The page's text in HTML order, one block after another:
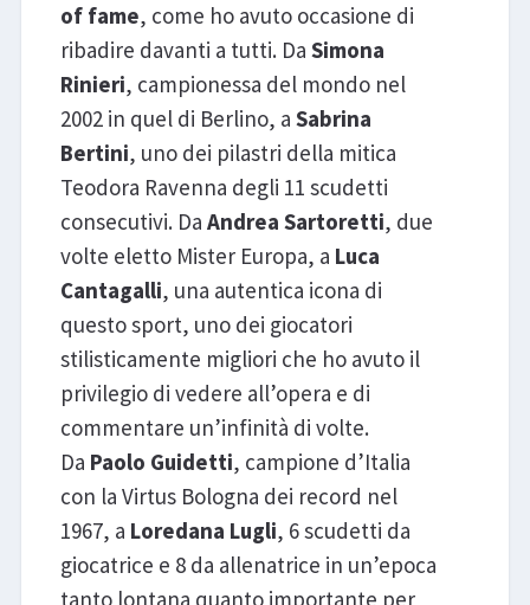
of fame, come ho avuto occasione di
ribadire davanti a tutti. Da Simona
Rinieri, campionessa del mondo nel
2002 in quel di Berlino, a Sabrina
Bertini, uno dei pilastri della mitica
Teodora Ravenna degli 11 scudetti
consecutivi. Da Andrea Sartoretti, due
volte eletto Mister Europa, a Luca
Cantagalli, una autentica icona di
questo sport, uno dei giocatori
stilisticamente migliori che ho avuto il
privilegio di vedere all’opera e di
commentare un’infinità di volte.
Da Paolo Guidetti, campione d’Italia
con la Virtus Bologna dei record nel
1967, a Loredana Lugli, 6 scudetti da
giocatrice e 8 da allenatrice in un’epoca